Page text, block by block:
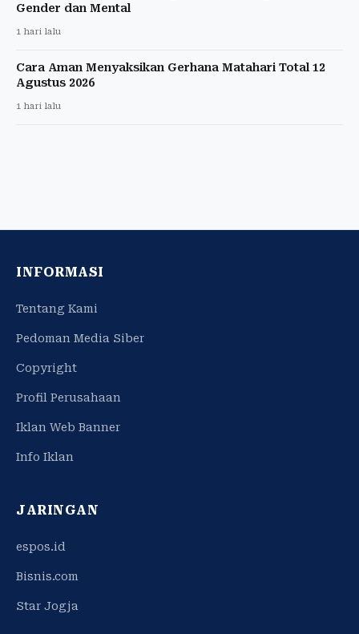
Gender dan Mental
1 hari lalu
Cara Aman Menyaksikan Gerhana Matahari Total 12
Agustus 2026
1 hari lalu
INFORMASI
Tentang Kami
Pedoman Media Siber
Copyright
Profil Perusahaan
Iklan Web Banner
Info Iklan
JARINGAN
espos.id
Bisnis.com
Star Jogja